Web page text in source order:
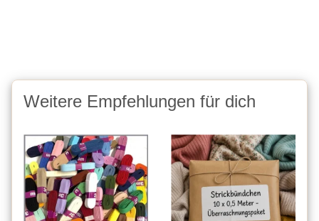
Weitere Empfehlungen für dich